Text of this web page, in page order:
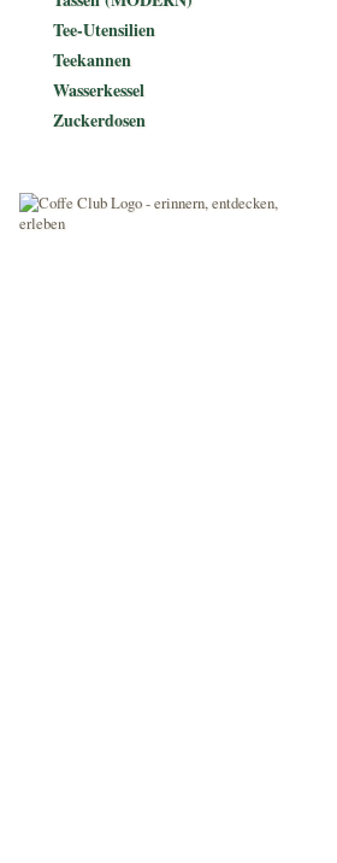
Tee-Utensilien
Teekannen
Wasserkessel
Zuckerdosen